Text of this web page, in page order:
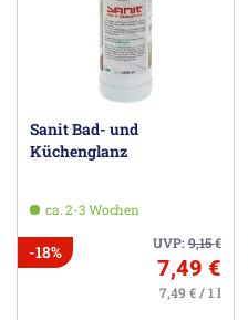
Sanit Bad- und
Küchenglanz
ca. 2-3 Wochen
UVP:9,15€
-18%
7,49 €
7,49 € / 1 l